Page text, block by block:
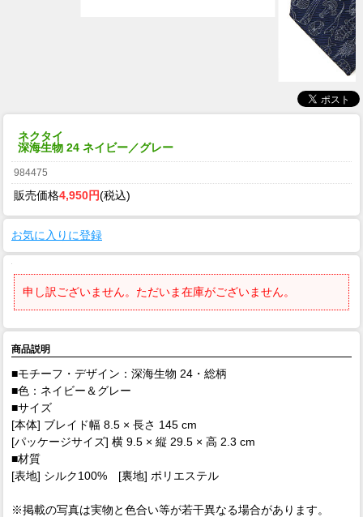
ネクタイ
深海生物 24 ネイビー／グレー
984475
販売価格4,950円(税込)
お気に入りに登録
申し訳ございません。ただいま在庫がございません。
商品説明
■モチーフ・デザイン：深海生物 24・総柄
■色：ネイビー＆グレー
■サイズ
[本体] ブレイド幅 8.5 × 長さ 145 cm
[パッケージサイズ] 横 9.5 × 縦 29.5 × 高 2.3 cm
■材質
[表地] シルク100% [裏地] ポリエステル
※掲載の写真は実物と色合い等が若干異なる場合があります。